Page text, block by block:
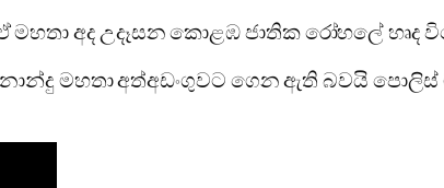
අද උදෑසන කොළඹ ජාතික රෝහලේ
මහතා අත්අඩංගුවට ගෙන ඇති බවයි පොලිස්